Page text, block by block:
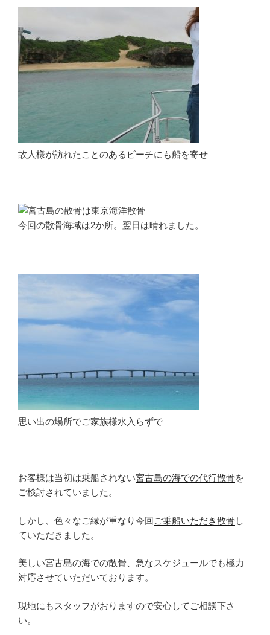
故人様が訪れたことのあるビーチにも船を寄せ
今回の散骨海域は2か所。翌日は晴れました。
思い出の場所でご家族様水入らずで
お客様は当初は乗船されない宮古島の海での代行散骨を
ご検討されていました。
しかし、色々なご縁が重なり今回 ご乗船いただき散骨し
ていただきました。
美しい宮古島の海での散骨、急なスケジュールでも極力
対応させていただいております。
現地にもスタッフがおりますので安心してご相談下さ
い。